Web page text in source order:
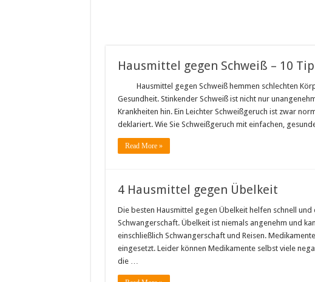
Hausmittel gegen Schweiß – 10
Hausmittel gegen Schweiß hemmen schlechten
Gesundheit. Stinkender Schweiß ist nicht nur
Krankheiten hin. Ein Leichter Schweißgeruch ist zwar
deklariert. Wie Sie Schweißgeruch mit einfachen,
Read More »
4 Hausmittel gegen Übelkeit
Die besten Hausmittel gegen Übelkeit helfen schnell
Schwangerschaft. Übelkeit ist niemals angenehm und
einschließlich Schwangerschaft und Reisen.
eingesetzt. Leider können Medikamente selbst viele
die …